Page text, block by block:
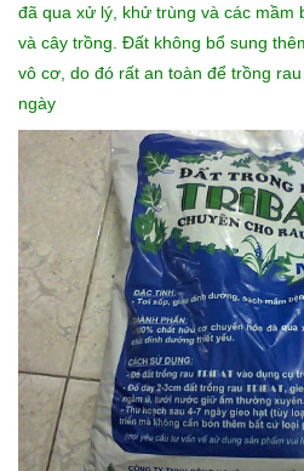
đã qua xử lý, khử trùng và các mầm
và cây trồng. Đất không bổ sung
vô cơ, do đó rất an toàn để trồng
ngày